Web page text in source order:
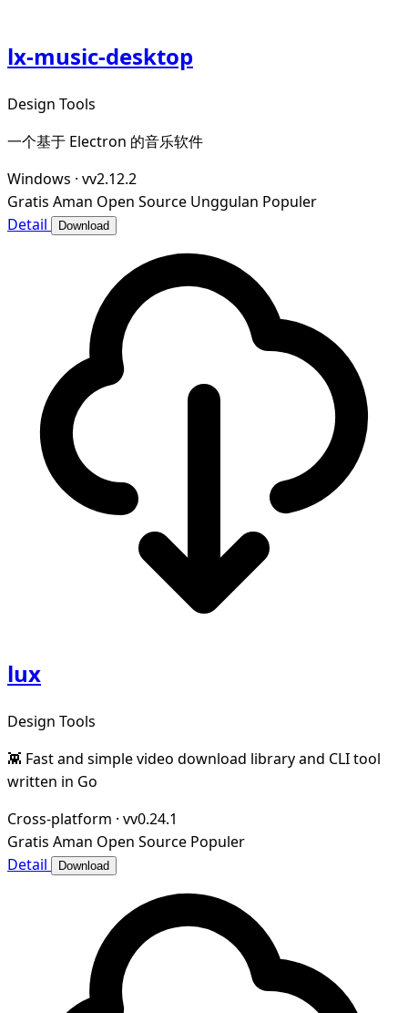
lx-music-desktop
Design Tools
一个基于 Electron 的音乐软件
Windows · vv2.12.2
Gratis Aman Open Source Unggulan Populer
Detail
Download
lux
Design Tools
👾 Fast and simple video download library and CLI tool
written in Go
Cross-platform · vv0.24.1
Gratis Aman Open Source Populer
Detail
Download